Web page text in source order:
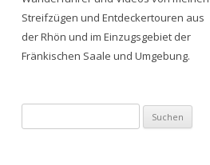
Streifzügen und Entdeckertouren aus
der Rhön und im Einzugsgebiet der
Fränkischen Saale und Umgebung.
nach: